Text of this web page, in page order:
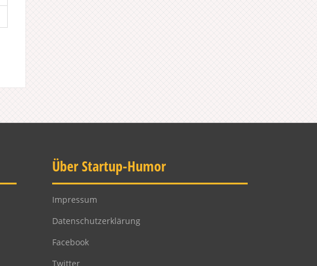
Über Startup-Humor
Impressum
Datenschutzerklärung
Facebook
Twitter